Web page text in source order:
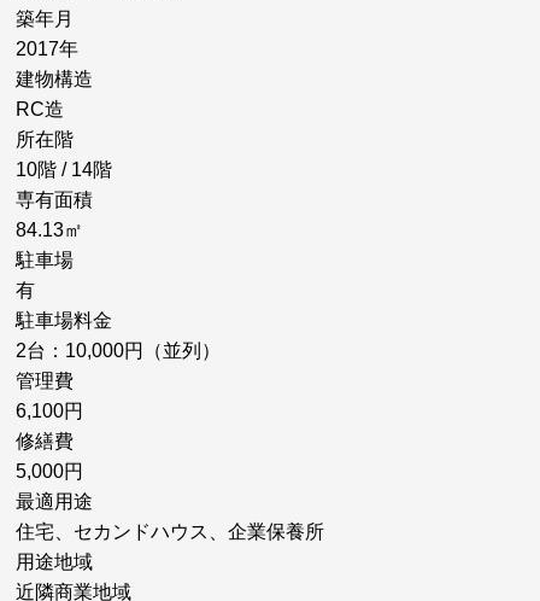
築年月
2017年
建物構造
RC造
所在階
10階 / 14階
専有面積
84.13㎡
駐車場
有
駐車場料金
2台：10,000円（並列）
管理費
6,100円
修繕費
5,000円
最適用途
住宅、セカンドハウス、企業保養所
用途地域
近隣商業地域